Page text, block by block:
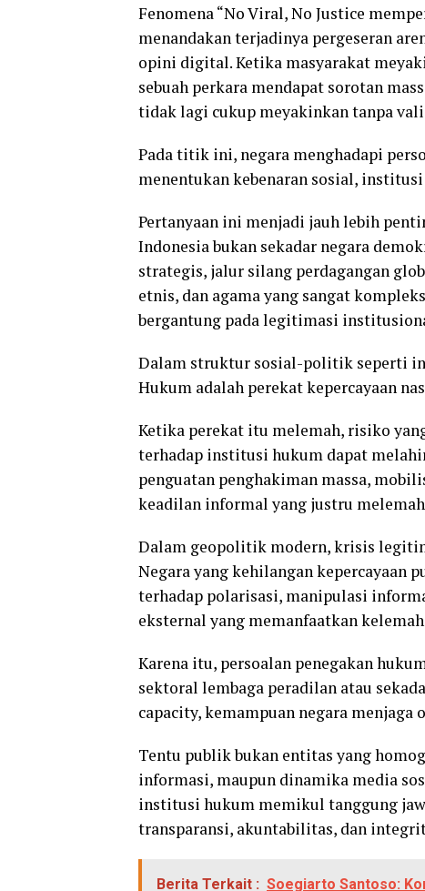
Fenomena “No Viral, No Justice
menandakan terjadinya pergeseran
opini digital. Ketika masyarakat
sebuah perkara mendapat sorotan
tidak lagi cukup meyakinkan tanpa
Pada titik ini, negara menghadapi
menentukan kebenaran sosial,
Pertanyaan ini menjadi jauh lebih
Indonesia bukan sekadar negara
strategis, jalur silang perdagangan
etnis, dan agama yang sangat
bergantung pada legitimasi
Dalam struktur sosial-politik seperti
Hukum adalah perekat kepercayaan
Ketika perekat itu melemah, risiko
terhadap institusi hukum dapat
penguatan penghakiman massa,
keadilan informal yang justru
Dalam geopolitik modern, krisis
Negara yang kehilangan kepercayaan
terhadap polarisasi, manipulasi
eksternal yang memanfaatkan
Karena itu, persoalan penegakan
sektoral lembaga peradilan atau
capacity, kemampuan negara
Tentu publik bukan entitas yang
informasi, maupun dinamika media
institusi hukum memikul tanggung
transparansi, akuntabilitas, dan
Berita Terkait : Soegiarto Santoso: